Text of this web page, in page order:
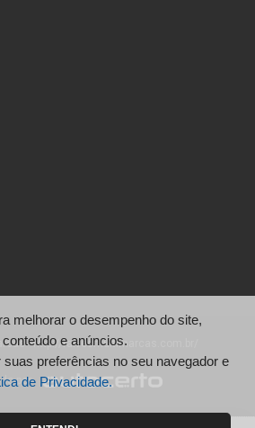
- http://ralvesmultimarcas.com.br/
por
melhorar o desempenho do site,
e anúncios.
suas preferências no seu navegador e
de Privacidade.